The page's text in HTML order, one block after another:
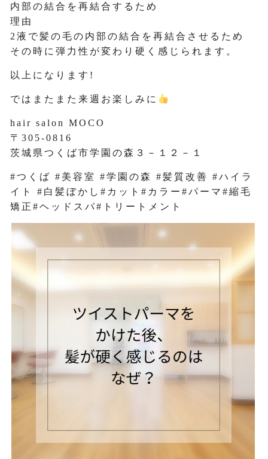
内部の結合を再結合するため
理由
2液で髪の毛の内部の結合を再結合させるため
その時に弾力性が変わり硬く感じられます。
以上になります!
ではまたまた来週お楽しみに
hair salon MOCO
〒305-0816
茨城県つくば市学園の森３－１２－１
#つくば #美容室 #学園の森 #髪質改善 #ハイラ
イト #白髪ぼかし#カット#カラー#パーマ#縮毛
矯正#ヘッドスパ#トリートメント